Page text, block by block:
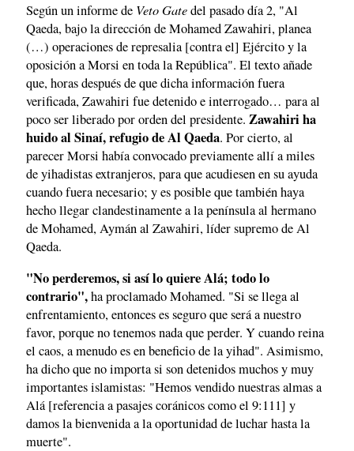
Según un informe de Veto Gatedel pasado día 2, "Al
Qaeda, bajo la dirección de Mohamed Zawahiri, planea
(…) operaciones de represalia [contra el] Ejército y la
oposición a Morsi en toda la República". El texto añade
que, horas después de que dicha información fuera
verificada, Zawahiri fue detenido e interrogado… para al
poco ser liberado por orden del presidente. Zawahiri ha
huido al Sinaí, refugio de Al Qaeda. Por cierto, al
parecer Morsi había convocado previamente allí a miles
de yihadistas extranjeros, para que acudiesen en su ayuda
cuando fuera necesario; y es posible que también haya
hecho llegar clandestinamente a la península al hermano
de Mohamed, Aymán al Zawahiri, líder supremo de Al
Qaeda.
"No perderemos, si así lo quiere Alá; todo lo
contrario",ha proclamado Mohamed. "Si se llega al
enfrentamiento, entonces es seguro que será a nuestro
favor, porque no tenemos nada que perder. Y cuando reina
el caos, a menudo es en beneficio de la yihad". Asimismo,
ha dicho que no importa si son detenidos muchos y muy
importantes islamistas: "Hemos vendido nuestras almas a
Alá [referencia a pasajes coránicos como el 9:111] y
damos la bienvenida a la oportunidad de luchar hasta la
muerte".